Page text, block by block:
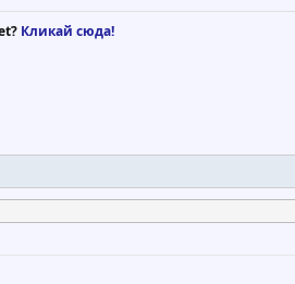
Кликай сюда!